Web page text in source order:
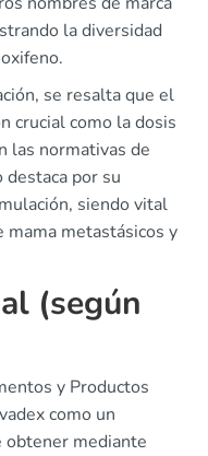
la diversidad
se resalta que el
crucial como la dosis
las normativas de
destaca por su
siendo vital
metastásicos y
(según
y Productos
como un
obtener mediante